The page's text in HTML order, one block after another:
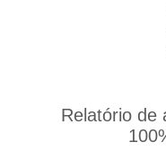
Relatório de